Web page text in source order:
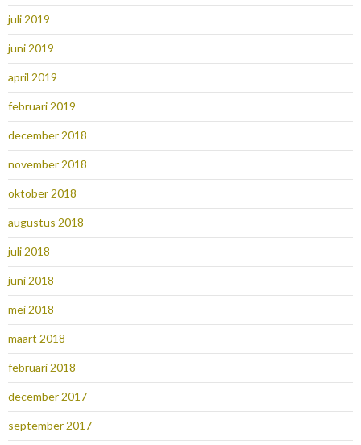
juli 2019
juni 2019
april 2019
februari 2019
december 2018
november 2018
oktober 2018
augustus 2018
juli 2018
juni 2018
mei 2018
maart 2018
februari 2018
december 2017
september 2017